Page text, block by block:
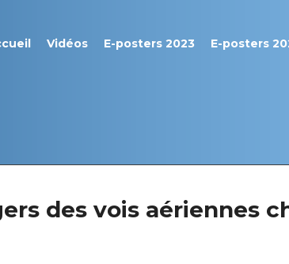
Vidéos E-posters 2023 E-posters
des vois aériennes